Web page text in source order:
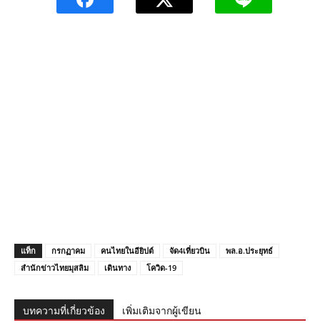
แท็ก กรกฏาคม คนไทยในอียิปต์ จัด4เที่ยวบิน
พล.อ.ประยุทธ์
สำนักข่าวไทยมุสลิม
เดินทาง โควิด-19
บทความที่เกี่ยวข้อง เพิ่มเติมจากผู้เขียน